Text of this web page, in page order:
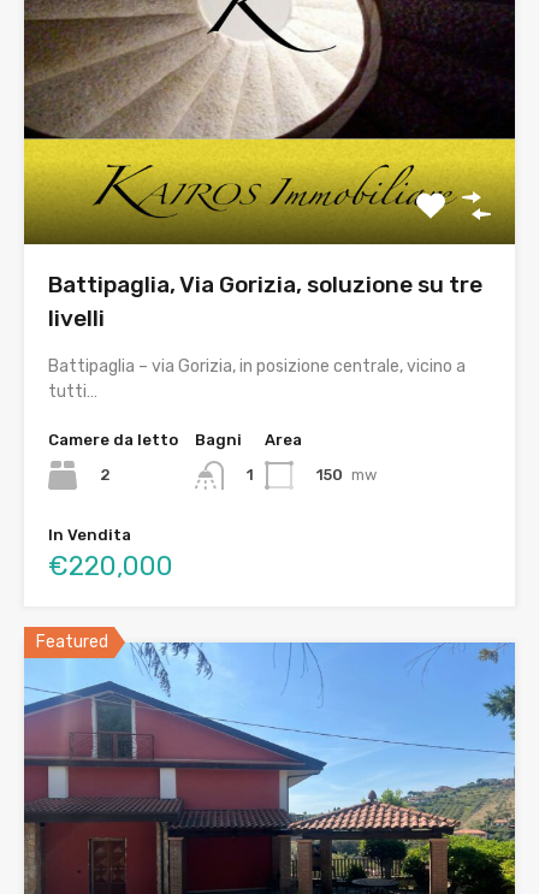
Battipaglia, Via Gorizia, soluzione su tre
livelli
Battipaglia – via Gorizia, in posizione centrale, vicino a
tutti…
Camere da letto
2
Bagni
1
Area
150 mw
In Vendita
€220,000
Featured